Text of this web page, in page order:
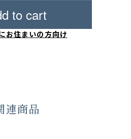
to cart
お住まいの方向け
連商品